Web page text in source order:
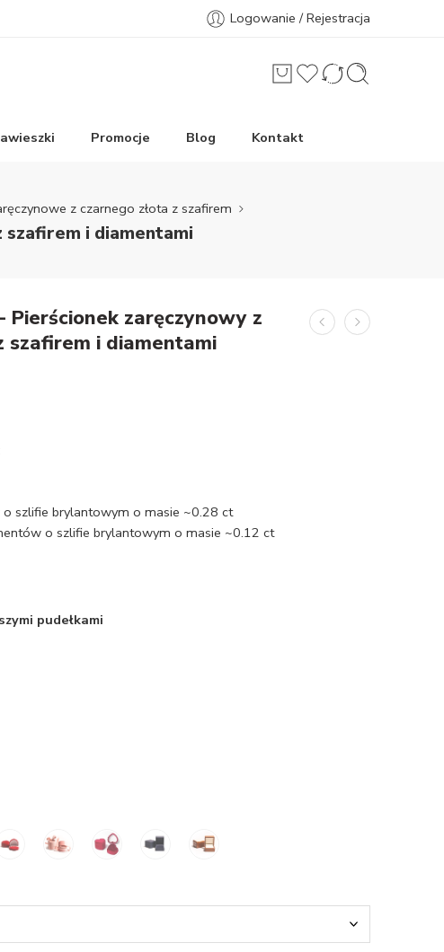
Logowanie / Rejestracja
Promocje Blog Kontakt
z czarnego złota z szafirem
szafirem i diamentami
Pierścionek zaręczynowy z
szafirem i diamentami
o szlifie brylantowym o masie ~0.28 ct
o szlifie brylantowym o masie ~0.12 ct
pudełkami